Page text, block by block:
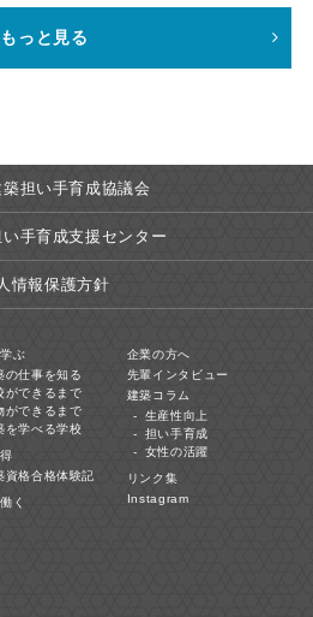
もっと見る
担い手育成協議会
い手育成支援センター
情報保護方針
ぶ
の仕事を知る
ができるまで
ができるまで
を学べる学校
資格合格体験記
く
企業の方へ
先輩インタビュー
建築コラム
生産性向上
担い手育成
女性の活躍
リンク集
Instagram